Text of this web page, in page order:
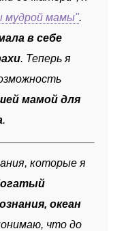
мудрой мамы".
в себе
. Теперь я
мамой для
.
которые я
океан
что до